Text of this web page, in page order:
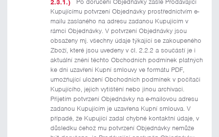
Kupujícímu potvrzení Objednávky prostřednictvím e-
mailu zaslaného na adresu zadanou Kupujícím v
rámci Objednávky. V potvrzení Objednávky jsou
obsaženy mj. všechny údaje týkající se zakoupeného
Zboží, které jsou uvedeny v čl. 2.2.2 a součástí je i
aktuální znění těchto Obchodních podmínek platných
ke dni uzavření Kupní smlouvy ve formátu PDF,
umožňující uložení Obchodních podmínek v počítači
Kupujícího, jejich vytištění nebo jinou archivaci.
Přijetím potvrzení Objednávky na e-mailovou adresu
zadanou Kupujícím je uzavřena Kupní smlouva. V
případě, že Kupující zadal chybné kontaktní údaje, v
důsledku čehož mu potvrzení Objednávky nemůže